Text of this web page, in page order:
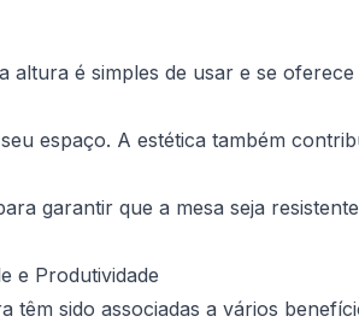
altura é simples de usar e se oferece
espaço. A estética também
garantir que a mesa seja
e Produtividade
sido associadas a vários